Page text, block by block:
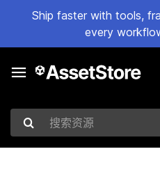
Ship faster with tools,
every
搜索资源